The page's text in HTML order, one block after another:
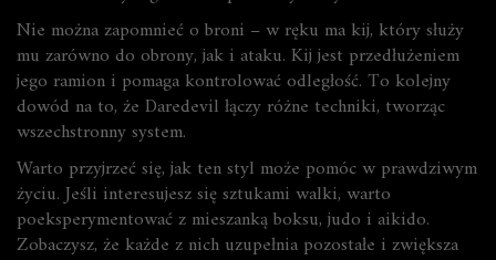
Nie można zapomnieć o broni – w ręku ma kij, który służy
mu zarówno do obrony, jak i ataku. Kij jest przedłużeniem
jego ramion i pomaga kontrolować odległość. To kolejny
dowód na to, że Daredevil łączy różne techniki, tworząc
wszechstronny system.
Warto przyjrzeć się, jak ten styl może pomóc w prawdziwym
życiu. Jeśli interesujesz się sztukami walki, warto
poeksperymentować z mieszanką boksu, judo i aikido.
Zobaczysz, że każde z nich uzupełnia pozostałe i zwiększa